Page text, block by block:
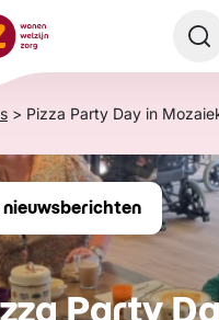
> Pizza Party Day in
nieuwsberichten
Party